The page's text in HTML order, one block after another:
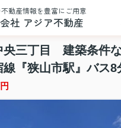
動産情報を豊富にご用意
社 アジア不動産
央三丁目 建築条件
線『狭山市駅』バス